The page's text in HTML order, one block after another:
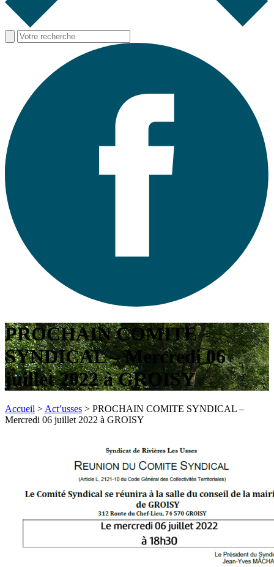
PROCHAIN COMITE
SYNDICAL – Mercredi 06
juillet 2022 à GROISY
Accueil >Act’usses > PROCHAIN COMITE SYNDICAL –
Mercredi 06 juillet 2022 à GROISY